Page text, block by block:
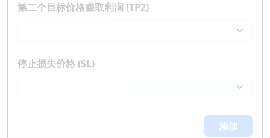
第二个目标价格赚取利润 (TP2)
停止损失价格 (SL)
添加